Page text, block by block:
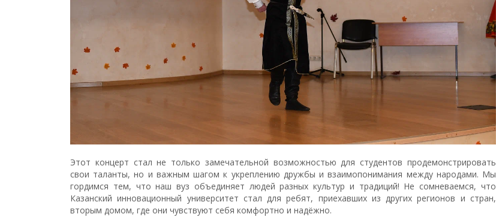
Этот концерт стал не только замечательной возможностью для студентов продемонстрировать
свои таланты, но и важным шагом к укреплению дружбы и взаимопонимания между народами. Мы
гордимся тем, что наш вуз объединяет людей разных культур и традиций! Не сомневаемся, что
Казанский инновационный университет стал для ребят, приехавших из других регионов и стран,
вторым домом, где они чувствуют себя комфортно и надёжно.